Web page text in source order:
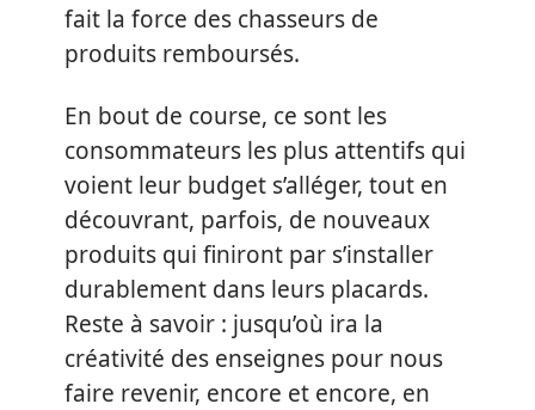
fait la force des chasseurs de
produits remboursés.
En bout de course, ce sont les
consommateurs les plus attentifs qui
voient leur budget s’alléger, tout en
découvrant, parfois, de nouveaux
produits qui finiront par s’installer
durablement dans leurs placards.
Reste à savoir : jusqu’où ira la
créativité des enseignes pour nous
faire revenir, encore et encore, en